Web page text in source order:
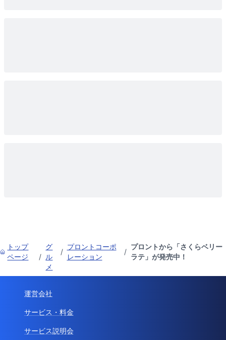
トップ
ページ
/
グ
ル
メ
/
プロントコーポ
レーション
/
プロントから「さくらベリー
ラテ」が発売中！
運営会社
サービス・料金
サービス説明会